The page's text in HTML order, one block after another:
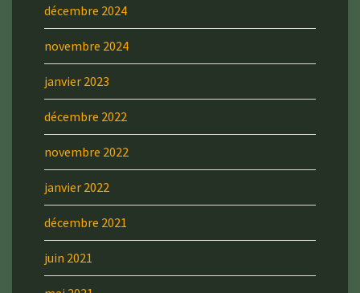
décembre 2024
novembre 2024
janvier 2023
décembre 2022
novembre 2022
janvier 2022
décembre 2021
juin 2021